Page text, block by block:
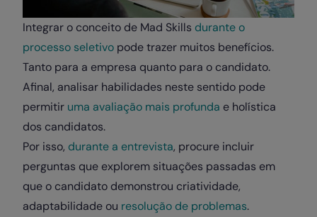
Integrar o conceito de Mad Skills durante o
processo seletivo pode trazer muitos benefícios.
Tanto para a empresa quanto para o candidato.
Afinal, analisar habilidades neste sentido pode
permitir uma avaliação mais profunda e holística
dos candidatos.
Por isso, durante a entrevista, procure incluir
perguntas que explorem situações passadas em
que o candidato demonstrou criatividade,
adaptabilidade ou resolução de problemas.